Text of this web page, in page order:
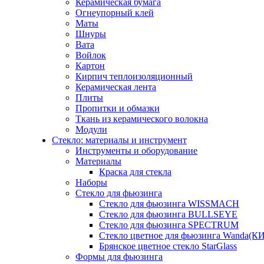
Керамическая бумага
Огнеупорный клей
Маты
Шнуры
Вата
Войлок
Картон
Кирпич теплоизоляционный
Керамическая лента
Плиты
Пропитки и обмазки
Ткань из керамического волокна
Модули
Стекло: материалы и инструмент
Инструменты и оборудование
Материалы
Краска для стекла
Наборы
Стекло для фьюзинга
Стекло для фьюзинга WISSMACH
Стекло для фьюзинга BULLSEYE
Стекло для фьюзинга SPECTRUM
Стекло цветное для фьюзинга
Брянское цветное стекло StarGlass
Формы для фьюзинга